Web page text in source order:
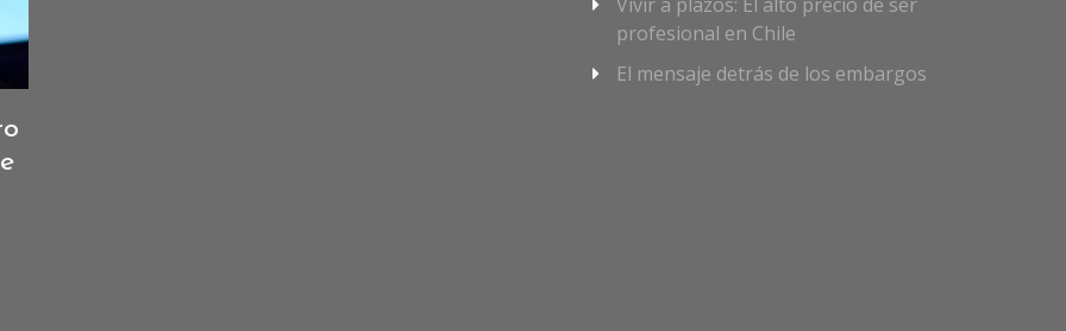
profesional en Chile
El mensaje detrás de los embargos